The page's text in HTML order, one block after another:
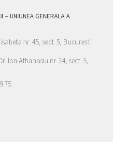
– UNIUNEA GENERALA A
nr. 45, sect. 5, Bucuresti
Ion Athanasiu nr. 24, sect. 5,